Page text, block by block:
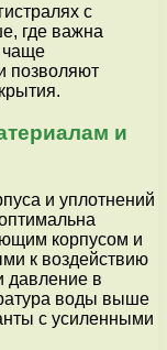
с
где важна
чаще
позволяют
и
и уплотнений
корпусом и
к воздействию
давление в
воды выше
с усиленными